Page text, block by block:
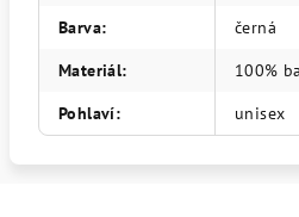
Barva:
černá
Materiál:
100%
Pohlaví: unisex